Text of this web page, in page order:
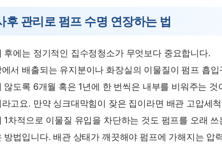
후 관리로 펌프 수명 연장하는 법
후에는 정기적인 집수정청소가 무엇보다 중요합니다.
서 배출되는 유지분이나 화장실의 이물질이 펌프 흡입
않도록 6개월 혹은 1년에 한 번씩은 내부를 비워주는 것
고요. 만약 싱크대막힘이 잦은 집이라면 배관 고압세
1차적으로 이물질 유입을 차단하는 것도 펌프를 오래 쓰
방법입니다. 배관 상태가 깨끗해야 펌프에 가해지는 압